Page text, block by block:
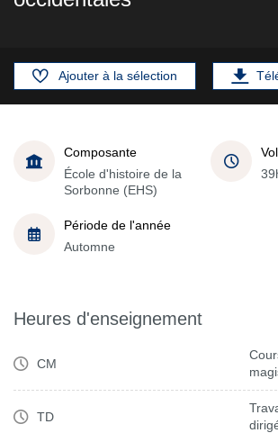
Ajouter à la sélection
Composante
École d'histoire de la
Sorbonne (EHS)
Période de l'année
Automne
Heures d'enseignement
CM
TD